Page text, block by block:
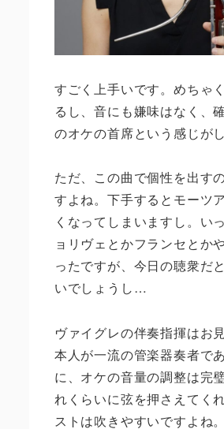
すごく上手いです。めちゃ
るし、音にも嫌味はなく、
のオケの首席という感じがし
ただ、この曲で個性を出す
すよね。下手するとモーツ
くなってしまいますし。い
ョリヴェとかフランセとか
ったですが、今日の聴衆だ
いでしょうし…
ヴァイグレの伴奏指揮はお
本人が一流の管楽器奏者で
に、オケの音量の調整は完
れくらいに弦を押さえてく
ストは吹きやすいですよね。